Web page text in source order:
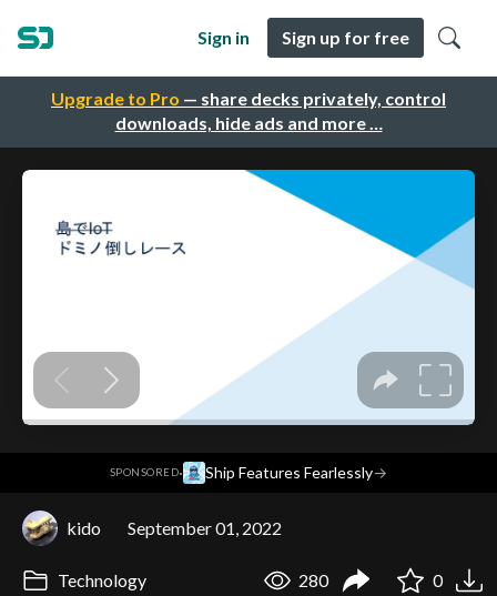
Upgrade to Pro — share decks privately, control
downloads, hide ads and more …
Sign in Sign up for free
SPONSORED· Ship Features Fearlessly→
kido September 01, 2022
Technology 280 0